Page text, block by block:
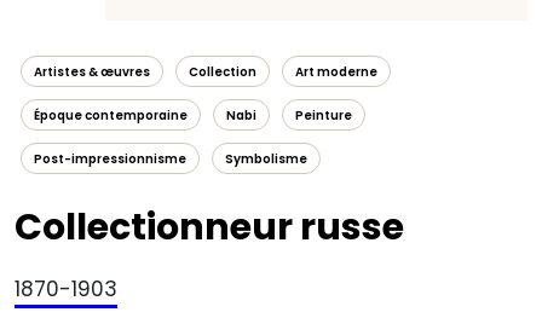
Artistes & œuvres Collection Art moderne
Époque contemporaine Nabi Peinture
Post-impressionnisme Symbolisme
Collectionneur russe
1870-1903